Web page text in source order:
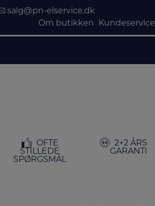
salg@pn-elservice.dk
Om butikken
Kundeservice
OFTE
STILLEDE
SPØRGSMÅL
2+2 ÅRS
GARANTI